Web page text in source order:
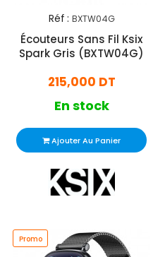
Réf : BXTW04G
Écouteurs Sans Fil Ksix
Spark Gris (BXTW04G)
215,000 DT
En stock
Ajouter Au Panier
Promo